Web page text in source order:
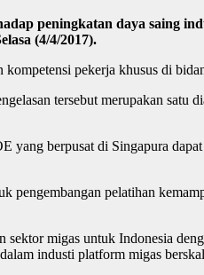
peningkatan daya saing
(4/4/2017).
pekerja khusus di
tersebut merupakan satu
berpusat di Singapura
pelatihan
migas untuk Indonesia
industi platform migas